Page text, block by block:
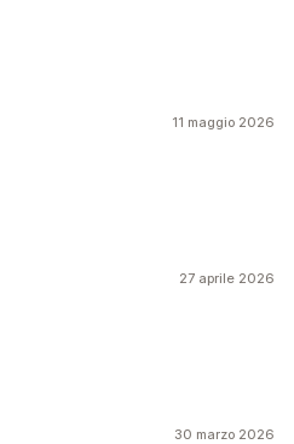
11 maggio 2026
27 aprile 2026
30 marzo 2026